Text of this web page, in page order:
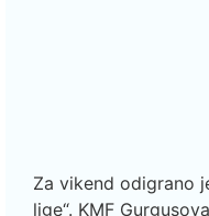
Za vikend odigrano
lige“. KMF